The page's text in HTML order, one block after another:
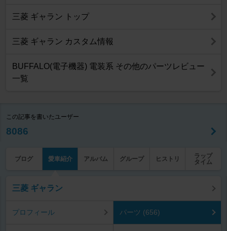
三菱 ギャラン トップ
三菱 ギャラン カスタム情報
BUFFALO(電子機器) 電装系 その他のパーツレビュー
一覧
この記事を書いたユーザー
8086
ブログ 愛車紹介 アルバム グループ ヒストリ
ラップ
タイム
三菱 ギャラン
プロフィール パーツ (656)